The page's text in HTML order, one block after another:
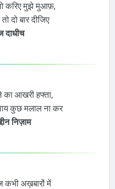
करिए मुझे मुआफ़,
दो बार दीजिए
दाधीच
का आखरी हफ्ता,
कुछ मलाल ना कर
निज़ाम
कभी अख़बारों में